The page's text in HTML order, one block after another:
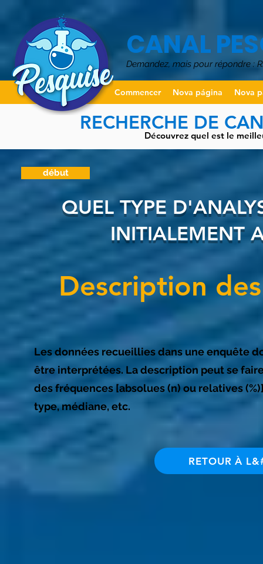
CANAL
Demandez, mais pour répondre :
Commencer Nova página Nova
RECHERCHE DE
Découvrez quel est le
début
Les données recueillies dans une enquête
être interprétées. La description peut se
des fréquences [absolues (n) ou relatives
type, médiane, etc.
RETOUR À
Description
QUEL TYPE
INITIALEMENT